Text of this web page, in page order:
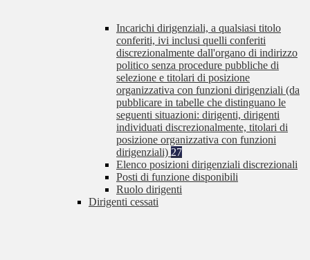
Incarichi dirigenziali, a qualsiasi titolo
conferiti, ivi inclusi quelli conferiti
discrezionalmente dall'organo di indirizzo
politico senza procedure pubbliche di
selezione e titolari di posizione
organizzativa con funzioni dirigenziali (da
pubblicare in tabelle che distinguano le
seguenti situazioni: dirigenti, dirigenti
individuati discrezionalmente, titolari di
posizione organizzativa con funzioni
dirigenziali) 27
Elenco posizioni dirigenziali discrezionali
Posti di funzione disponibili
Ruolo dirigenti
Dirigenti cessati